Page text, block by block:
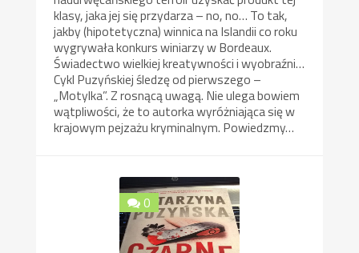
klasy, jaka jej się przydarza – no, no… To tak,
jakby (hipotetyczna) winnica na Islandii co roku
wygrywała konkurs winiarzy w Bordeaux.
Świadectwo wielkiej kreatywności i wyobraźni…
Cykl Puzyńskiej śledzę od pierwszego –
„Motylka”. Z rosnącą uwagą. Nie ulega bowiem
wątpliwości, że to autorka wyróżniająca się w
krajowym pejzażu kryminalnym. Powiedzmy…
0